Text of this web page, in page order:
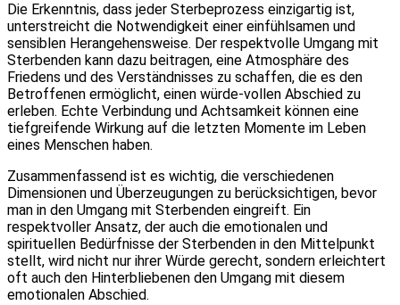
Die Erkenntnis, dass jeder Sterbeprozess einzigartig ist,
unterstreicht die Notwendigkeit einer einfühlsamen und
sensiblen Herangehensweise. Der respektvolle Umgang mit
Sterbenden kann dazu beitragen, eine Atmosphäre des
Friedens und des Verständnisses zu schaffen, die es den
Betroffenen ermöglicht, einen würde-vollen Abschied zu
erleben. Echte Verbindung und Achtsamkeit können eine
tiefgreifende Wirkung auf die letzten Momente im Leben
eines Menschen haben.
Zusammenfassend ist es wichtig, die verschiedenen
Dimensionen und Überzeugungen zu berücksichtigen, bevor
man in den Umgang mit Sterbenden eingreift. Ein
respektvoller Ansatz, der auch die emotionalen und
spirituellen Bedürfnisse der Sterbenden in den Mittelpunkt
stellt, wird nicht nur ihrer Würde gerecht, sondern erleichtert
oft auch den Hinterbliebenen den Umgang mit diesem
emotionalen Abschied.